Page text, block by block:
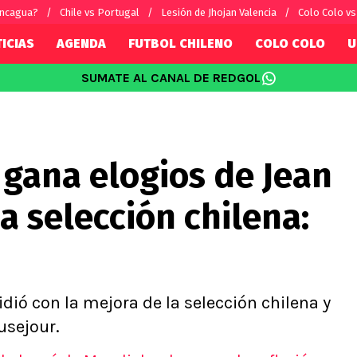
Chile vs Portugal Lesión de Jhojan Valencia Colo Colo
por el mundo
Fútbol Argentino
Fútbol Brasileño
Conference
Ligue 1
Premier
Serie A
AGENDA FUTBOL CHILENO COLO COLO
SUMATE AL CANAL DE REDGOL
elogios de Jean
selección chilena:
con la mejora de la selección chilena y